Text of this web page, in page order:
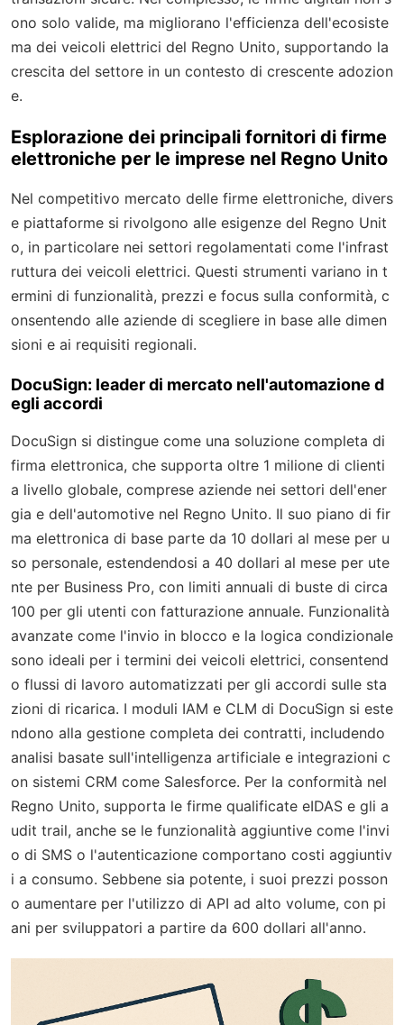
ono solo valide, ma migliorano l'efficienza dell'ecosiste
ma dei veicoli elettrici del Regno Unito, supportando la
crescita del settore in un contesto di crescente adozion
e.
Esplorazione dei principali fornitori di firme
elettroniche per le imprese nel Regno Unito
Nel competitivo mercato delle firme elettroniche, divers
e piattaforme si rivolgono alle esigenze del Regno Unit
o, in particolare nei settori regolamentati come l'infrast
ruttura dei veicoli elettrici. Questi strumenti variano in t
ermini di funzionalità, prezzi e focus sulla conformità, c
onsentendo alle aziende di scegliere in base alle dimen
sioni e ai requisiti regionali.
DocuSign: leader di mercato nell'automazione d
egli accordi
DocuSign si distingue come una soluzione completa di
firma elettronica, che supporta oltre 1 milione di clienti
a livello globale, comprese aziende nei settori dell'ener
gia e dell'automotive nel Regno Unito. Il suo piano di fir
ma elettronica di base parte da 10 dollari al mese per u
so personale, estendendosi a 40 dollari al mese per ute
nte per Business Pro, con limiti annuali di buste di circa
100 per gli utenti con fatturazione annuale. Funzionalità
avanzate come l'invio in blocco e la logica condizionale
sono ideali per i termini dei veicoli elettrici, consentend
o flussi di lavoro automatizzati per gli accordi sulle sta
zioni di ricarica. I moduli IAM e CLM di DocuSign si este
ndono alla gestione completa dei contratti, includendo
analisi basate sull'intelligenza artificiale e integrazioni c
on sistemi CRM come Salesforce. Per la conformità nel
Regno Unito, supporta le firme qualificate eIDAS e gli a
udit trail, anche se le funzionalità aggiuntive come l'invi
o di SMS o l'autenticazione comportano costi aggiuntiv
i a consumo. Sebbene sia potente, i suoi prezzi posson
o aumentare per l'utilizzo di API ad alto volume, con pi
ani per sviluppatori a partire da 600 dollari all'anno.